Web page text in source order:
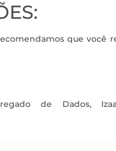
que você
de Dados,